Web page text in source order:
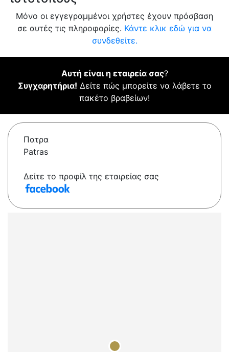
Μόνο οι εγγεγραμμένοι χρήστες έχουν πρόσβαση
σε αυτές τις πληροφορίες. Κάντε κλικ εδώ για να
συνδεθείτε.
Αυτή είναι η εταιρεία σας?
Συγχαρητήρια! Δείτε πώς μπορείτε να λάβετε το
πακέτο βραβείων!
Πατρα
Patras
Δείτε το προφίλ της εταιρείας σας